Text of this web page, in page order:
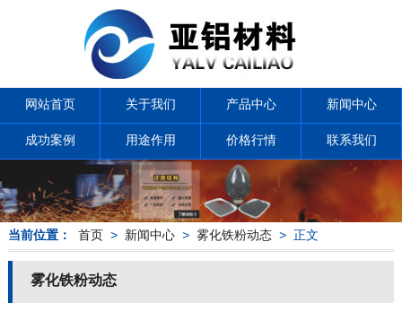
网站首页 关于我们 产品中心 新闻中心
成功案例 用途作用 价格行情 联系我们
当前位置： 首页 > 新闻中心> 雾化铁粉动态> 正文
雾化铁粉动态